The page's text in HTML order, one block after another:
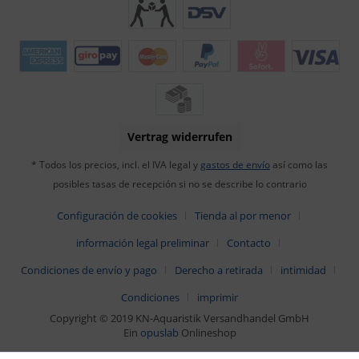
Vertrag widerrufen
* Todos los precios, incl. el IVA legal y gastos de envío así como las
posibles tasas de recepción si no se describe lo contrario
Configuración de cookies
Tienda al por menor
información legal preliminar
Contacto
Condiciones de envío y pago
Derecho a retirada
intimidad
Condiciones
imprimir
Copyright © 2019 KN-Aquaristik Versandhandel GmbH
Ein opuslab Onlineshop